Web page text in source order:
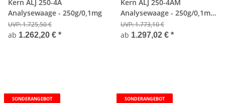
Kern ALJ 250-4A
Analysewaage - 250g/0,1mg
UVP:1.725,50 €
ab 1.262,20 € *
Kern ALJ 250-4AM
Analysewaage - 250g/0,1mg
- Eichfähig
UVP:1.773,10 €
ab 1.297,02 € *
SONDERANGEBOT SONDERANGEBOT